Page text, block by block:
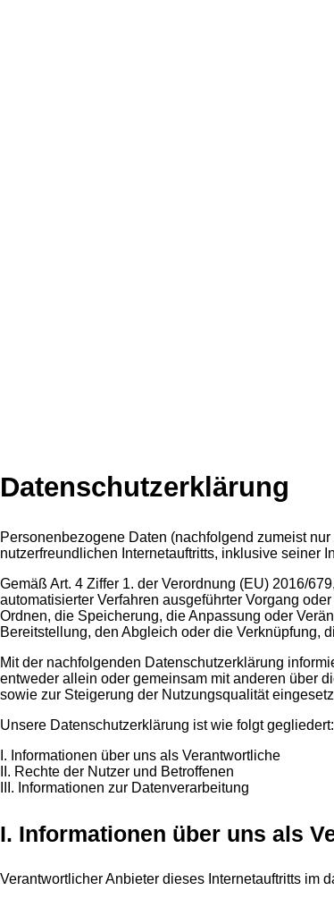
Datenschutzerklärung
Personenbezogene Daten (nachfolgend zumeist
nutzerfreundlichen Internetauftritts, inklusive seiner
Gemäß Art. 4 Ziffer 1. der Verordnung (EU) 2016/
automatisierter Verfahren ausgeführter Vorgang
Ordnen, die Speicherung, die Anpassung oder
Bereitstellung, den Abgleich oder die Verknüpfung,
Mit der nachfolgenden Datenschutzerklärung
entweder allein oder gemeinsam mit anderen über
sowie zur Steigerung der Nutzungsqualität
Unsere Datenschutzerklärung ist wie folgt gegliedert:
I. Informationen über uns als Verantwortliche
II. Rechte der Nutzer und Betroffenen
III. Informationen zur Datenverarbeitung
I. Informationen über uns als
Verantwortlicher Anbieter dieses Internetauftritts im